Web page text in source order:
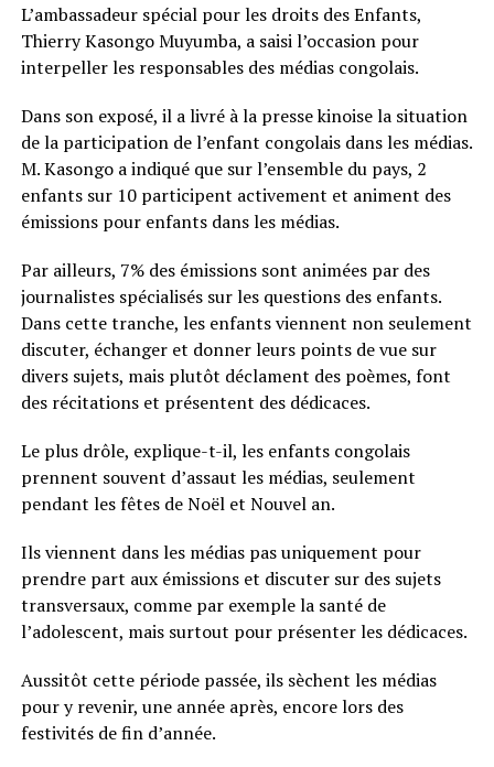
L’ambassadeur spécial pour les droits des Enfants,
Thierry Kasongo Muyumba, a saisi l’occasion pour
interpeller les responsables des médias congolais.
Dans son exposé, il a livré à la presse kinoise la situation
de la participation de l’enfant congolais dans les médias.
M. Kasongo a indiqué que sur l’ensemble du pays, 2
enfants sur 10 participent activement et animent des
émissions pour enfants dans les médias.
Par ailleurs, 7% des émissions sont animées par des
journalistes spécialisés sur les questions des enfants.
Dans cette tranche, les enfants viennent non seulement
discuter, échanger et donner leurs points de vue sur
divers sujets, mais plutôt déclament des poèmes, font
des récitations et présentent des dédicaces.
Le plus drôle, explique-t-il, les enfants congolais
prennent souvent d’assaut les médias, seulement
pendant les fêtes de Noël et Nouvel an.
Ils viennent dans les médias pas uniquement pour
prendre part aux émissions et discuter sur des sujets
transversaux, comme par exemple la santé de
l’adolescent, mais surtout pour présenter les dédicaces.
Aussitôt cette période passée, ils sèchent les médias
pour y revenir, une année après, encore lors des
festivités de fin d’année.